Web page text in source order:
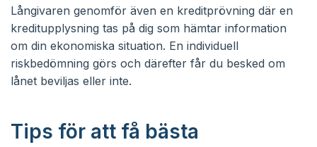
Långivaren genomför även en kreditprövning där en
kreditupplysning tas på dig som hämtar information
om din ekonomiska situation. En individuell
riskbedömning görs och därefter får du besked om
lånet beviljas eller inte.
Tips för att få bästa